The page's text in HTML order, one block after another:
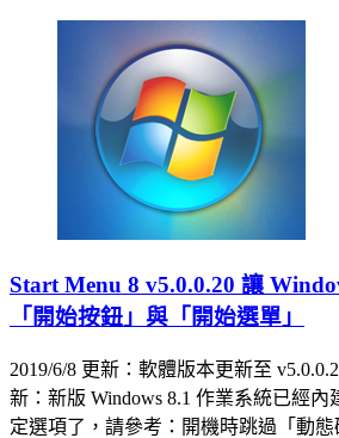
Start Menu 8 v5.0.0.20 讓
「開始按鈕」與「開始選單」
2019/6/8 更新：軟體版本更新至
新：新版 Windows 8.1 作業系統已經
定選項了，請參考：開機時跳過「動